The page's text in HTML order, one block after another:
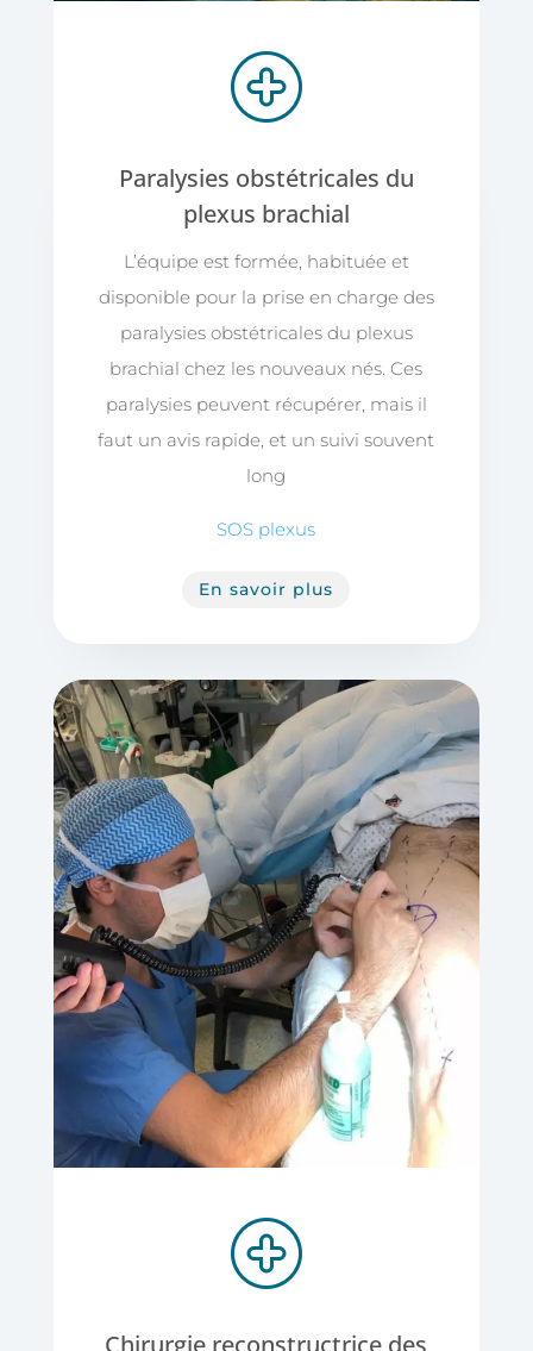
Paralysies obstétricales du
plexus brachial
L’équipe est formée, habituée et
disponible pour la prise en charge des
paralysies obstétricales du plexus
brachial chez les nouveaux nés. Ces
paralysies peuvent récupérer, mais il
faut un avis rapide, et un suivi souvent
long
SOS plexus
En savoir plus
Chirurgie reconstructrice des